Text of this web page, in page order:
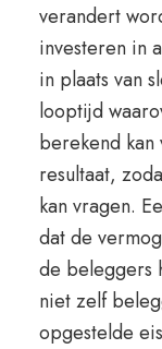
verandert
investeren in
in plaats van
looptijd
berekend
resultaat,
kan vragen.
dat de
de beleggers
niet zelf
opgestelde